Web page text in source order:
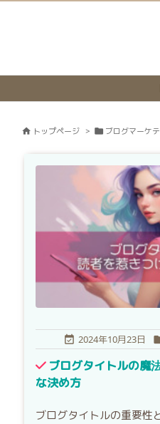
 トップページ >  ブログマーケ
 2024年10月23日
ブログタイトルの魔
な決め方
ブログタイトルの重要性